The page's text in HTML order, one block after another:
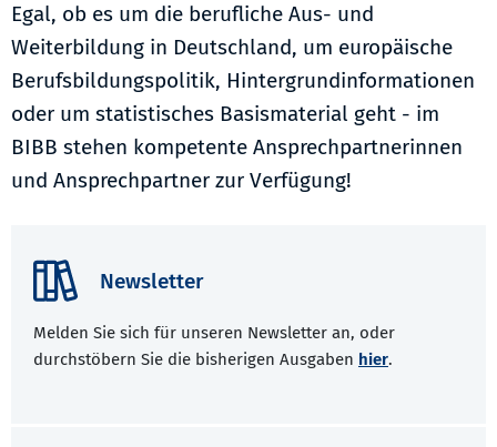
Egal, ob es um die berufliche Aus- und
Weiterbildung in Deutschland, um europäische
Berufsbildungspolitik, Hintergrundinformationen
oder um statistisches Basismaterial geht - im
BIBB stehen kompetente Ansprechpartnerinnen
und Ansprechpartner zur Verfügung!
Newsletter
Melden Sie sich für unseren Newsletter an, oder
durchstöbern Sie die bisherigen Ausgaben hier.